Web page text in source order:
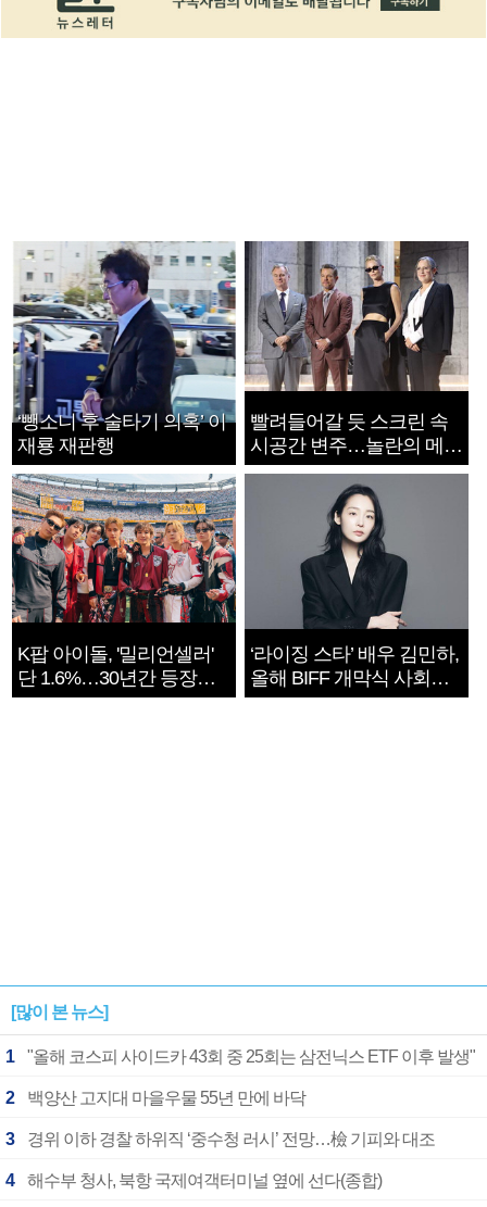
‘뺑소니 후 술타기 의혹’ 이
재룡 재판행
빨려들어갈 듯 스크린 속
시공간 변주…놀란의 메시
지는 ‘전쟁 속죄’
K팝 아이돌, '밀리언셀러'
단 1.6%…30년간 등장
1182개팀 전수조사
‘라이징 스타’ 배우 김민하,
올해 BIFF 개막식 사회자
확정
[많이 본 뉴스]
1 "올해 코스피 사이드카 43회 중 25회는 삼전닉스 ETF 이후 발생"
2 백양산 고지대 마을우물 55년 만에 바닥
3 경위 이하 경찰 하위직 ‘중수청 러시’ 전망…檢 기피와 대조
4 해수부 청사, 북항 국제여객터미널 옆에 선다(종합)